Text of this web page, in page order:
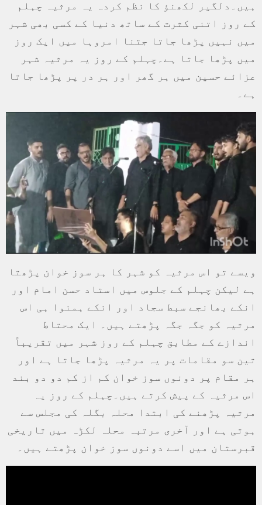
ہیں۔دلگیر لکھنؤ کا نظم کردہ یہ مرثیہ چہلم
کے روز اتنی کثرت کے ساتھ دنیا کے کسی بھی شہر
میں نہیں پڑھا جاتا جتنا امروہا میں ایک روز
میں پڑھا جاتا ہے۔چہلم کے روز یہ مرثیہ شہر
عزائے حسین میں ہر گھر اور ہر در پر پڑھا جاتا
ہے۔
ویسے تو اس مرثیہ کو شہر کا ہر سوز خوان پڑھتا
ہے لیکن چہلم کے جلوس میں استاد حسن امام اور
انکے بھانجے سبط سجاد اور انکے ہمنوا ہی اس
مرثیہ کو جگہ جگہ پڑھتے ہیں۔ ایک محتاط
اندازے کے مطابق چہلم کے روز شہر میں تقریباً
تین سو مقامات پر یہ مرثیہ پڑھا جاتا ہے اور
ہر مقام پر دونوں سوز خوان کم از کم دو دو بند
اس مرثیہ کے پیش کرتے ہیں۔چہلم کے روز یہ
مرثیہ پڑھنے کی ابتدا محلہ بگلہ کی مجلس سے
ہوتی ہے اور آخری مرتبہ محلہ لکڑہ میں تاریخی
قبرستان میں اسے دونوں سوز خوان پڑھتے ہیں۔